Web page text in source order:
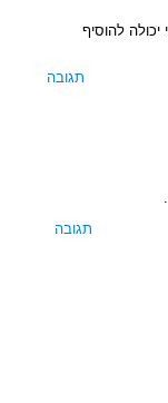
להוסיף
תגובה
תגובה